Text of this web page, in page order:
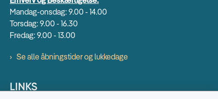
Mandag-onsdag: 9.00 - 14.00
Torsdag: 9.00 - 16.30
Fredag: 9.00 - 13.00
Se alle åbningstider og lukkedage
LINKS